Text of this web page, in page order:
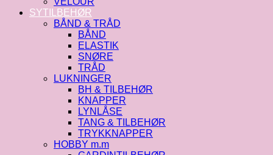
SYTILBEHØR
BÅND & TRÅD
BÅND
ELASTIK
SNØRE
TRÅD
LUKNINGER
BH & TILBEHØR
KNAPPER
LYNLÅSE
TANG & TILBEHØR
TRYKKNAPPER
HOBBY m.m